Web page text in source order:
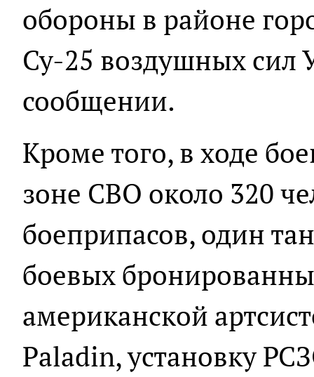
обороны в районе
Су-25 воздушных сил
сообщении.
Кроме того, в ходе
зоне СВО около 320
боеприпасов, один
боевых
американской
Paladin, установку